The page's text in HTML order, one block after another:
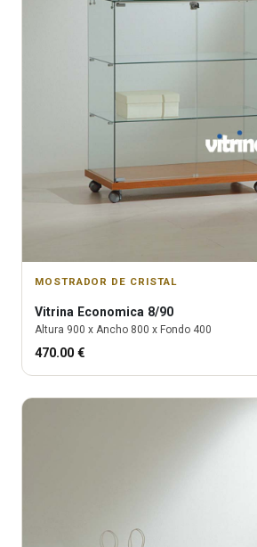
MOSTRADOR DE CRISTAL
Vitrina Economica 8/90
Altura 900 x Ancho 800 x Fondo 400
470.00 €